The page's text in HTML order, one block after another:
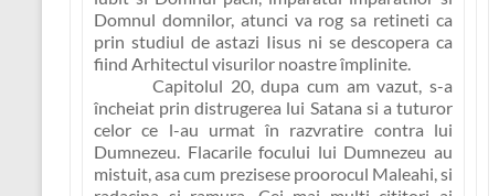
Domnul domnilor, atunci va rog sa retineti ca
prin studiul de astazi Iisus ni se descopera ca
fiind Arhitectul visurilor noastre împlinite.
Capitolul 20, dupa cum am vazut, s-a
încheiat prin distrugerea lui Satana si a tuturor
celor ce l-au urmat în razvratire contra lui
Dumnezeu. Flacarile focului lui Dumnezeu au
mistuit, asa cum prezisese proorocul Maleahi, si